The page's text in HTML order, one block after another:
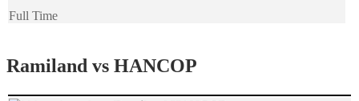
Full Time
Ramiland vs HANCOP